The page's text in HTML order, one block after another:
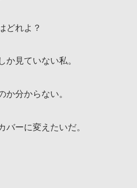
どれよ？
か見ていない私。
か分からない。
バーに変えたいだ。